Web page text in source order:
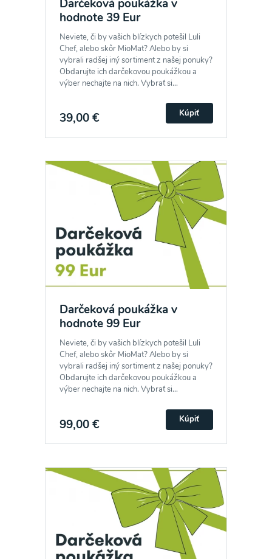
Darčeková poukážka v
hodnote 39 Eur
Neviete, či by vašich blízkych potešil Luli
Chef, alebo skôr MioMat? Alebo by si
vybrali radšej iný sortiment z našej ponuky?
Obdarujte ich darčekovou poukážkou a
výber nechajte na nich. Vybrať si...
39,00 € Kúpiť
Darčeková poukážka v
hodnote 99 Eur
Neviete, či by vašich blízkych potešil Luli
Chef, alebo skôr MioMat? Alebo by si
vybrali radšej iný sortiment z našej ponuky?
Obdarujte ich darčekovou poukážkou a
výber nechajte na nich. Vybrať si...
99,00 € Kúpiť
Odber noviniek a akcií
Odoslaním registrácie na Newsletter súhlasím so
spracovaním osobných údajov pre účely
zasielania newsletteru a potvrdzujem, že som si
informácie o Ochrane osobných
údajova súhlasím s nimi.